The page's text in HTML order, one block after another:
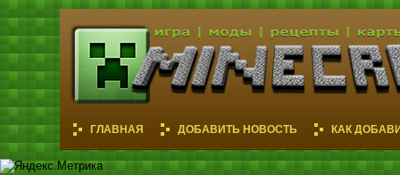
ГЛАВНАЯ ДОБАВИТЬ НОВОСТЬ КАК